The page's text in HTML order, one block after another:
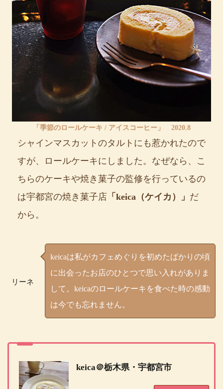
「季節のロールケーキ / アイスコーヒー」 2020.8
シャインマスカットのタルトにも惹かれたので
すが、ロールケーキにしました。なぜなら、こ
ちらのケーキや焼き菓子の監修を行っているの
は宇都宮の焼き菓子店 「keica（ケイカ）」 だ
から。
リーネ
keicaは私がカフェめぐりを初めたばかりの頃
に出会ったお店のひとつで思い入れがありま
して。keicaのロールケーキを食べた時の感動
は今でも忘れません。
keica＠栃木県・宇都宮市